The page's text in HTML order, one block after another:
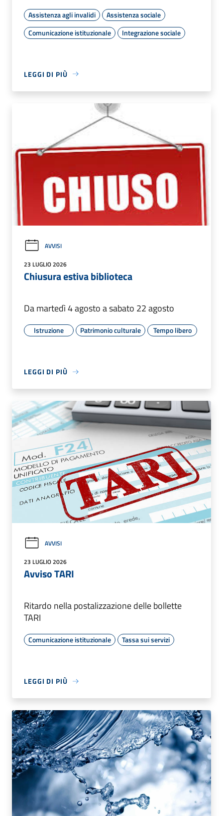
Assistenza agli invalidi
Assistenza sociale
Comunicazione istituzionale
Integrazione sociale
LEGGI DI PIÙ
AVVISI
23 LUGLIO 2026
Chiusura estiva biblioteca
Da martedì 4 agosto a sabato 22 agosto
Istruzione Patrimonio culturale Tempo libero
LEGGI DI PIÙ
AVVISI
23 LUGLIO 2026
Avviso TARI
Ritardo nella postalizzazione delle bollette
TARI
Comunicazione istituzionale Tassa sui servizi
LEGGI DI PIÙ